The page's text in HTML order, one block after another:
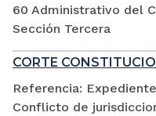
60 Administrativo del
Sección Tercera
CORTE
Referencia: Expediente
Conflicto de